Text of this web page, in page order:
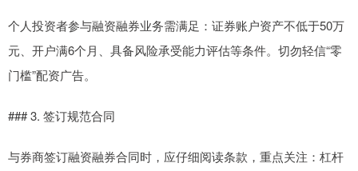
个人投资者参与融资融券业务需满足：证券账户资产不低于50万
元、开户满6个月、具备风险承受能力评估等条件。切勿轻信“零
门槛”配资广告。
### 3. 签订规范合同
与券商签订融资融券合同时，应仔细阅读条款，重点关注：杠杆